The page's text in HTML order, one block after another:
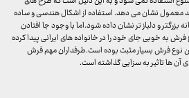
معمول نشان می دهد. استفاده از اشکال هندسی و ساده
و دلباز تر نشان داده شود.اما با وجود جا افتادن
به خوبی جای خود را در خانواده های ایرانی پیدا کرده
نوع فرش بسیار مثبت بوده است.طرفداران مهم فرش
آن ها تاثیر به سزایی گذاشته است.